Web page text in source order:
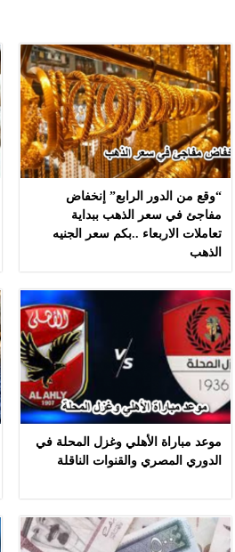
“وقع من الدور الرابع” إنخفاض
مفاجئ في سعر الذهب ببداية
تعاملات الاربعاء ..بكم سعر الجنيه
الذهب
موعد مباراة الأهلي وغزل المحلة في
الدوري المصري والقنوات الناقلة